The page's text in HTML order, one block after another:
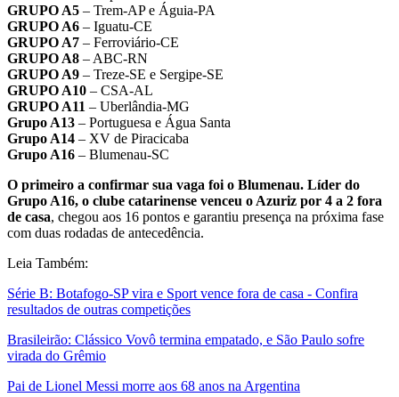
GRUPO A5 – Trem-AP e Águia-PA
GRUPO A6 – Iguatu-CE
GRUPO A7 – Ferroviário-CE
GRUPO A8 – ABC-RN
GRUPO A9 – Treze-SE e Sergipe-SE
GRUPO A10 – CSA-AL
GRUPO A11 – Uberlândia-MG
Grupo A13 – Portuguesa e Água Santa
Grupo A14 – XV de Piracicaba
Grupo A16 – Blumenau-SC
O primeiro a confirmar sua vaga foi o Blumenau. Líder do
Grupo A16, o clube catarinense venceu o Azuriz por 4 a 2 fora
de casa, chegou aos 16 pontos e garantiu presença na próxima fase
com duas rodadas de antecedência.
Leia Também:
Série B: Botafogo-SP vira e Sport vence fora de casa - Confira
resultados de outras competições
Brasileirão: Clássico Vovô termina empatado, e São Paulo sofre
virada do Grêmio
Pai de Lionel Messi morre aos 68 anos na Argentina